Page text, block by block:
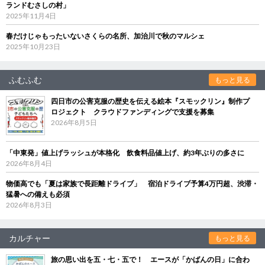
ランドむさしの村」
2025年11月4日
春だけじゃもったいないさくらの名所、加治川で秋のマルシェ
2025年10月23日
ふむふむ もっと見る
四日市の公害克服の歴史を伝える絵本『スモックリン』制作プ
ロジェクト クラウドファンディングで支援を募集
2026年8月5日
「中東発」値上げラッシュが本格化 飲食料品値上げ、約3年ぶりの多さに
2026年8月4日
物価高でも「夏は家族で長距離ドライブ」 宿泊ドライブ予算4万円超、渋滞・
猛暑への備えも必須
2026年8月3日
カルチャー もっと見る
旅の思い出を五・七・五で！ エースが「かばんの日」に合わ